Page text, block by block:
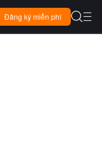
Đăng ký miễn phí  